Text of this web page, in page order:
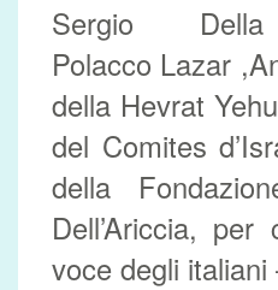
Sergio
Polacco Lazar
della Hevrat
del Comites
della
Dell’Ariccia,
voce degli italiani